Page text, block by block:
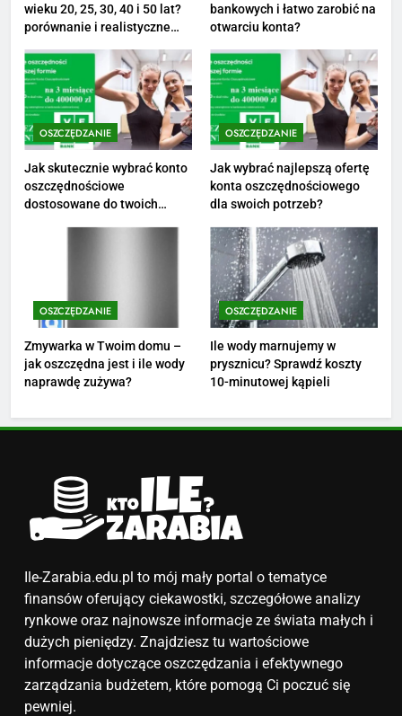
1
Ile zarabia striptizer: poznaj
aktualne stawki męskiego
striptizera
ZAROBKI
2
Ile zarabia psycholog szkolny:
poznaj średnie zarobki na tym
stanowisku
Ile zarabia florysta — średnie
zarobki, dodatki i sposoby na
podwyżkę
ZAROBKI
4
matematyki: średnie zarobki,
Ile zarabia podolog: poznajmy
średnie zarobki na tym
ZAROBKI
6
Akcje charytatywne w szkole:
pomysły i przykłady, które
zainspirują
ZAROBKI
wieku 20, 25, 30, 40 i 50 lat?
porównanie i realistyczne
bankowych i łatwo zarobić na
otwarciu konta?
OSZCZĘDZANIE
Jak skutecznie wybrać konto
oszczędnościowe
dostosowane do twoich
OSZCZĘDZANIE
Jak wybrać najlepszą ofertę
konta oszczędnościowego
dla swoich potrzeb?
OSZCZĘDZANIE
Zmywarka w Twoim domu –
jak oszczędna jest i ile wody
naprawdę zużywa?
OSZCZĘDZANIE
Ile wody marnujemy w
prysznicu? Sprawdź koszty
10-minutowej kąpieli
Ile-Zarabia.edu.pl to mój mały portal o tematyce
finansów oferujący ciekawostki, szczegółowe analizy
rynkowe oraz najnowsze informacje ze świata małych i
dużych pieniędzy. Znajdziesz tu wartościowe
informacje dotyczące oszczędzania i efektywnego
zarządzania budżetem, które pomogą Ci poczuć się
pewniej.